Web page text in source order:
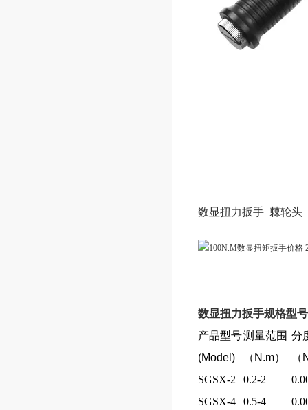
数显扭力扳手 棘轮头
数显扭力扳手规格型号
产品型号
(Model)
测量范围
（N.m）
分
SGSX-2
0.2-2
SGSX-4
0.5-4